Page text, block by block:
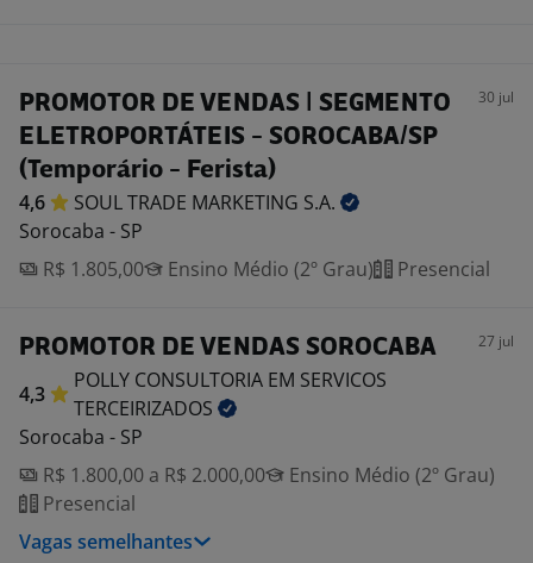
PROMOTOR DE VENDAS | SEGMENTO
ELETROPORTÁTEIS - SOROCABA/SP
(Temporário - Ferista)
30 jul
4,6 SOUL TRADE MARKETING S.A.
Sorocaba - SP
R$ 1.805,00
Ensino Médio (2º Grau) Presencial
PROMOTOR DE VENDAS SOROCABA 27 jul
4,3
POLLY CONSULTORIA EM SERVICOS
TERCEIRIZADOS
Sorocaba - SP
R$ 1.800,00 a R$ 2.000,00
Ensino Médio (2º Grau)
Presencial
Vagas semelhantes